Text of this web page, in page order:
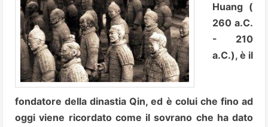
Huang (
260 a.C.
- 210
a.C.), è il
fondatore della dinastia Qin, ed è colui che fino ad
oggi viene ricordato come il sovrano che ha dato